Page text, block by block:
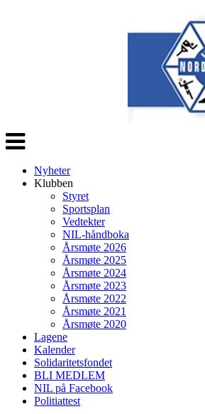
Veksle
navigasjon
Nyheter
Klubben
Styret
Sportsplan
Vedtekter
NIL-håndboka
Årsmøte 2026
Årsmøte 2025
Årsmøte 2024
Årsmøte 2023
Årsmøte 2022
Årsmøte 2021
Årsmøte 2020
Lagene
Kalender
Solidaritetsfondet
BLI MEDLEM
NIL på Facebook
Politiattest